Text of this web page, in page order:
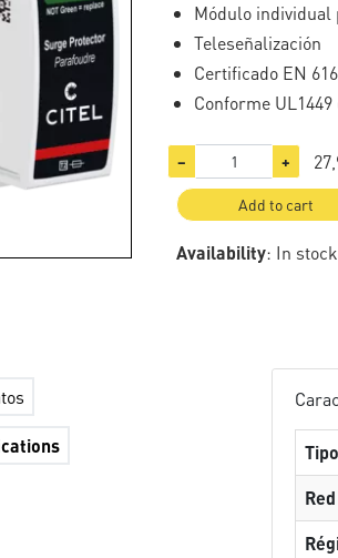
Módulo individual
Teleseñalización
Certificado EN
Conforme UL1449
− +
Add to cart
Availability: In
Red